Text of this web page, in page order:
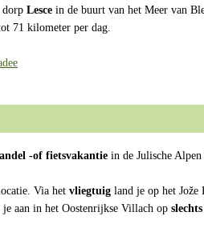
dorp Lesce in de buurt van het Meer van
71 kilometer per dag.
-of fietsvakantie in de Julische
Via het vliegtuig land je op het
je aan in het Oostenrijkse Villach op